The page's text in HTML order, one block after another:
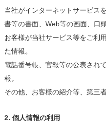
当社がインターネットサービス
書等の書面、Web等の画面、口
お客様が当社サービス等をご利
た情報。
電話番号帳、官報等の公表され
報。
その他、お客様の紹介等、第三
2. 個人情報の利用